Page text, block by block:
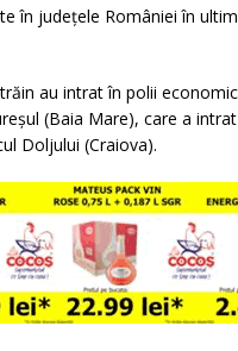
în judeţele României în
au intrat în polii
(Baia Mare), care a
Doljului (Craiova).